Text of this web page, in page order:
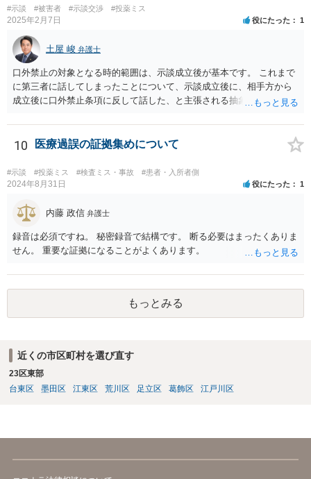
くなる傾向にありますので、お近くの弁護士に依頼をするとよいと思
われます。
#示談 #被害者 #示談交渉 #投薬ミス
2025年2月7日 役にたった 1
土屋 峻 弁護士
口外禁止の対象となる時的範囲は、示談成立後が基本です。 これまで
に第三者に話してしまったことについて、示談成立後に、相手方から
成立後に口外禁止条項に反して話した、と主張される抽象的な可能性
10 医療過誤の証拠集めについて
#示談 #投薬ミス #検査ミス・事故 #患者・入所者側
2024年8月31日 役にたった 1
内藤 政信 弁護士
録音は必須ですね。 秘密録音で結構です。 断る必要はまったくありま
せん。 重要な証拠になることがよくあります。
もっとみる
近くの市区町村を選び直す
23区東部
台東区
墨田区 江東区 荒川区 足立区 葛飾区 江戸川区